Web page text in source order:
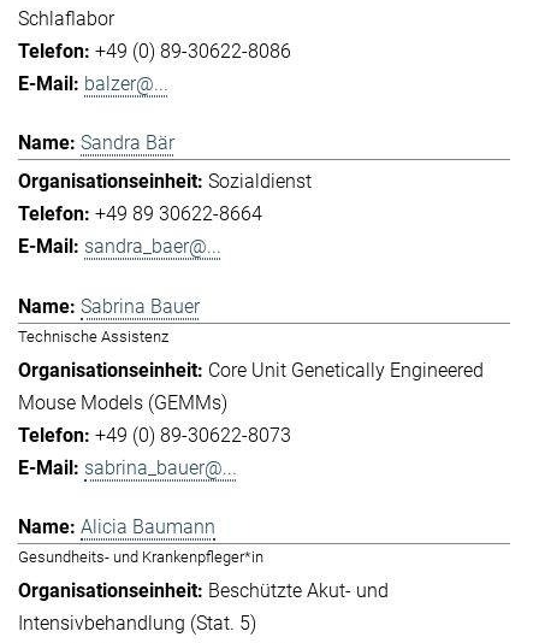
Schlaflabor
+49 (0) 89-30622-8086
balzer@...
Sandra Bär
Sozialdienst
+49 89 30622-8664
sandra_baer@...
Sabrina Bauer
Technische Assistenz
Core Unit Genetically Engineered
Mouse Models (GEMMs)
+49 (0) 89-30622-8073
sabrina_bauer@...
Alicia Baumann
Gesundheits- und Krankenpfleger*in
Beschützte Akut- und
Intensivbehandlung (Stat. 5)